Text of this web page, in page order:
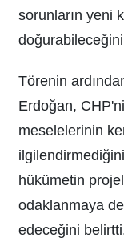
sorunların yeni
Törenin
Erdoğan,
meselelerinin
hükümetin
odaklanmaya
edeceğini